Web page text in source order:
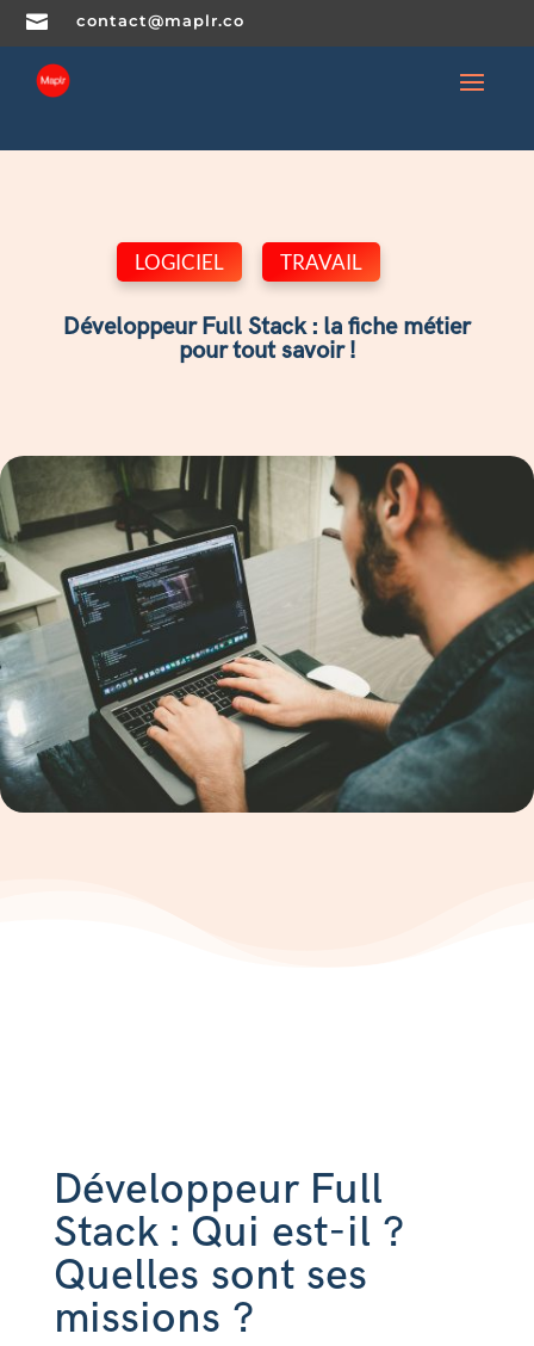
 contact@maplr.co
LOGICIEL TRAVAIL
Développeur Full Stack : la fiche métier
pour tout savoir !
Développeur Full
Stack : Qui est-il ?
Quelles sont ses
missions ?